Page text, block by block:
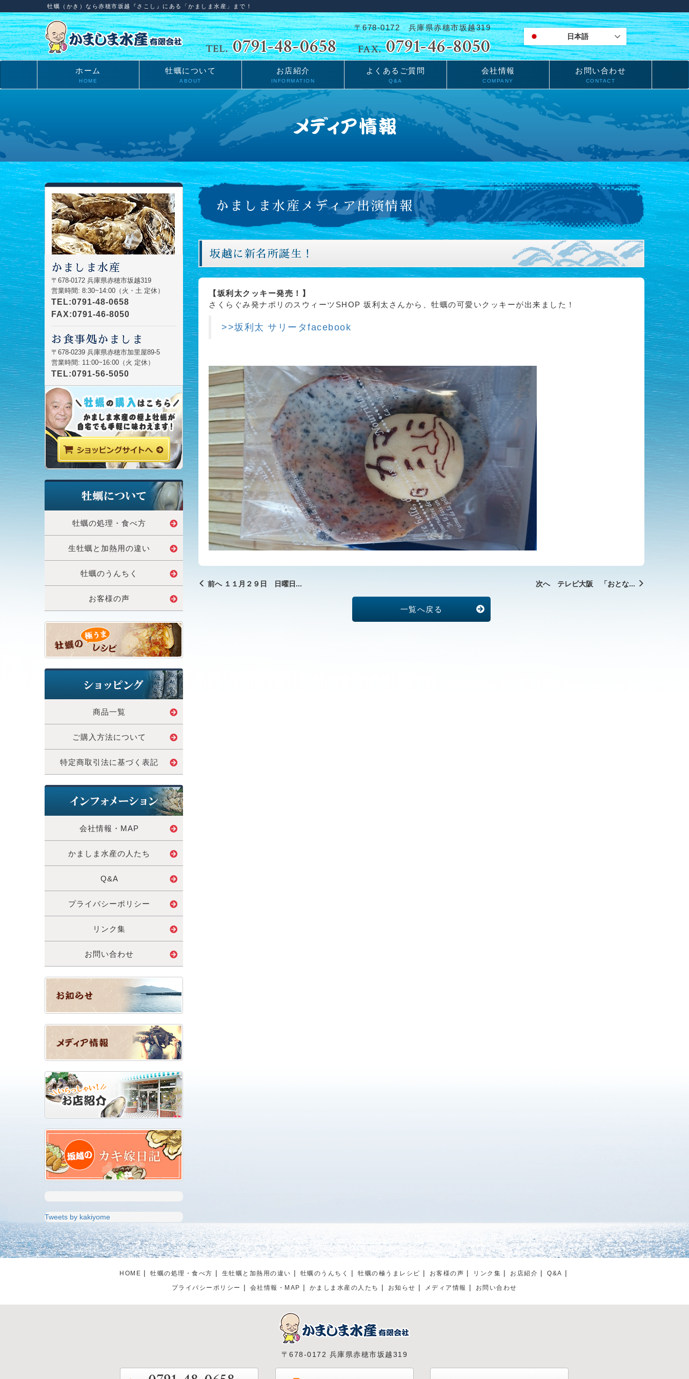
牡蠣（かき）なら赤穂市坂越『さこし』にある「かましま水産」まで！
〒678-0172 兵庫県赤穂市坂越319
日本語
ホーム
HOME
牡蠣について
ABOUT
お店紹介
INFORMATION
よくあるご質問
Q&A
会社情報
COMPANY
お問い合わせ
CONTACT
かましま水産メディア出演情報
坂越に新名所誕生！
【坂利太クッキー発売！】
さくらぐみ発ナポリのスウィーツSHOP 坂利太さんから、牡蠣の可愛いクッキーが出来ました！
>>坂利太 サリータfacebook
前へ １１月２９日 日曜日... 次へ テレビ大阪 「おとな...
一覧へ戻る
かましま水産
〒678-0172 兵庫県赤穂市坂越319
営業時間: 8:30~14:00（火・土 定休）
TEL:0791-48-0658
FAX:0791-46-8050
お食事処かましま
〒678-0239 兵庫県赤穂市加里屋89-5
営業時間: 11:00~16:00（火 定休）
TEL:0791-56-5050
牡蠣の処理・食べ方
生牡蠣と加熱用の違い
牡蠣のうんちく
お客様の声
商品一覧
ご購入方法について
特定商取引法に基づく表記
会社情報・MAP
かましま水産の人たち
Q&A
プライバシーポリシー
リンク集
お問い合わせ
Tweets by kakiyome
HOME 牡蠣の処理・食べ方 生牡蠣と加熱用の違い 牡蠣のうんちく 牡蠣の極うまレシピ お客様の声 リンク集 お店紹介
Q&A
プライパシーポリシー
会社情報・MAP かましま水産の人たち お知らせ メディア情報 お問い合わせ
〒678-0172 兵庫県赤穂市坂越319